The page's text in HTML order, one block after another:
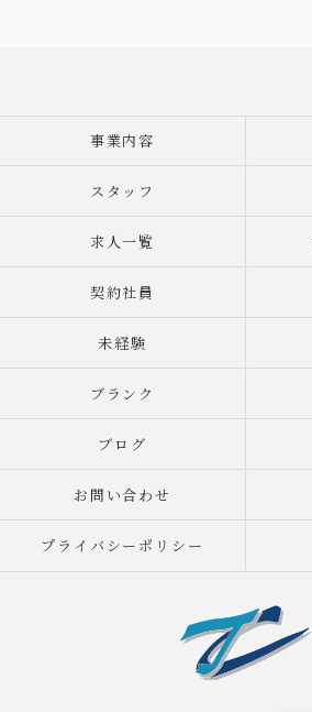
事業内容
スタッフ
求人一覧
契約社員
未経験
ブランク
ブログ
お問い合わせ
プライバシーポリシー